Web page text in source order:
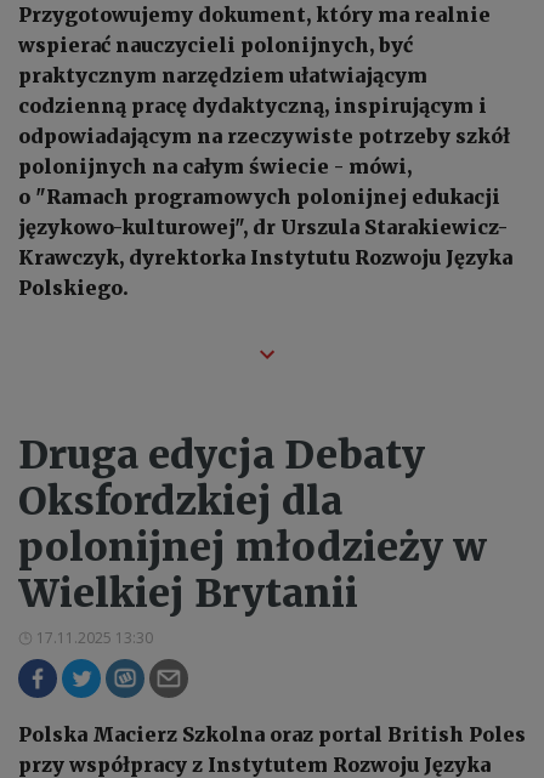
Przygotowujemy dokument, który ma realnie
wspierać nauczycieli polonijnych, być
praktycznym narzędziem ułatwiającym
codzienną pracę dydaktyczną, inspirującym i
odpowiadającym na rzeczywiste potrzeby szkół
polonijnych na całym świecie - mówi,
o "Ramach programowych polonijnej edukacji
językowo-kulturowej", dr Urszula Starakiewicz-
Krawczyk, dyrektorka Instytutu Rozwoju Języka
Polskiego.
Druga edycja Debaty
Oksfordzkiej dla
polonijnej młodzieży w
Wielkiej Brytanii
17.11.2025 13:30
Polska Macierz Szkolna oraz portal British Poles
przy współpracy z Instytutem Rozwoju Języka